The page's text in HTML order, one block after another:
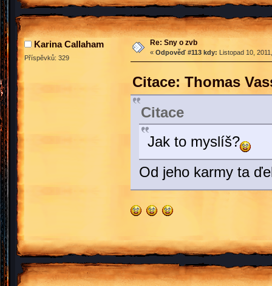
Karina Callaham
Příspěvků: 329
Re: Sny o zvb
« Odpověď #113 kdy: Listopad 10,
Citace: Thomas
Citace
Jak to myslíš?
Od jeho karmy ta